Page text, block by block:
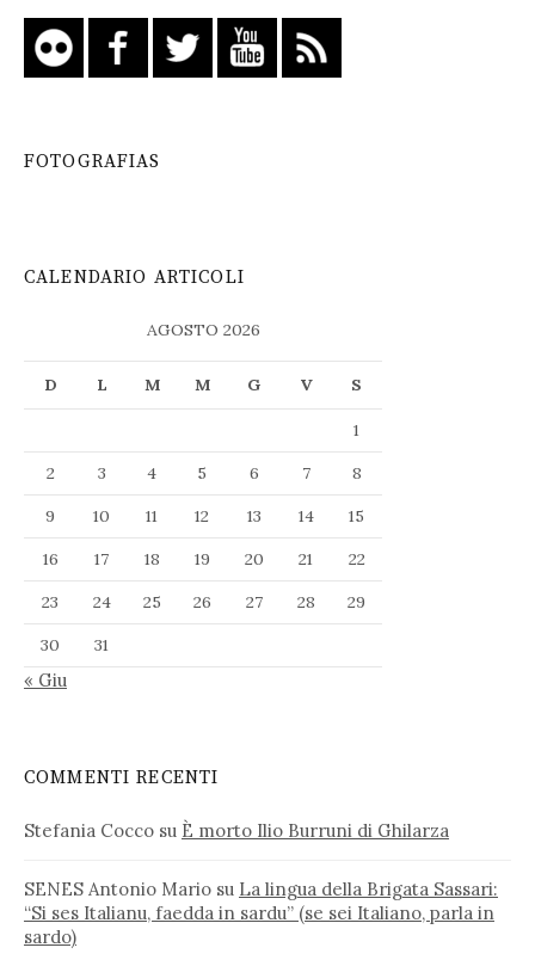
FOTOGRAFIAS
CALENDARIO ARTICOLI
AGOSTO 2026
D L M M G V S
1
2
3 4 5 6 7
8
9
10 11 12 13 14
15
16
17 18 19 20 21
22
23
24 25 26 27 28
29
30
31
« Giu
COMMENTI RECENTI
Stefania Cocco su È morto Ilio Burruni di Ghilarza
SENES Antonio Mario su La lingua della Brigata Sassari:
“Si ses Italianu, faedda in sardu” (se sei Italiano, parla in
sardo)